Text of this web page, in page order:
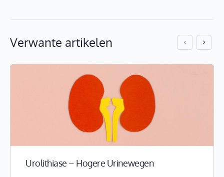
Verwante artikelen
Urolithiase – Hogere Urinewegen